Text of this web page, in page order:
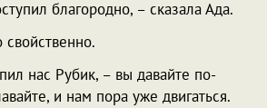
благородно, – сказала Ада.
нас Рубик, – вы давайте по-
и нам пора уже двигаться.